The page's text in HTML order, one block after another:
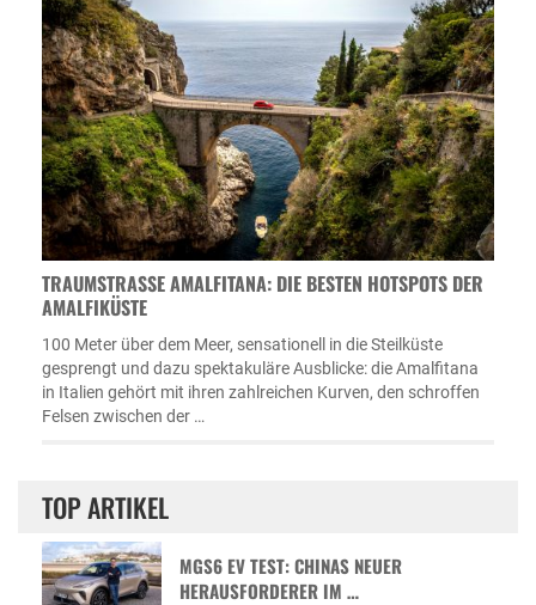
TRAUMSTRASSE AMALFITANA: DIE BESTEN HOTSPOTS DER A
MALFIKÜSTE
100 Meter über dem Meer, sensationell in die Steilküste
gesprengt und dazu spektakuläre Ausblicke: die Amalfitana
in Italien gehört mit ihren zahlreichen Kurven, den schroffen
Felsen zwischen der …
TOP ARTIKEL
MGS6 EV TEST: CHINAS NEUER
HERAUSFORDERER IM …